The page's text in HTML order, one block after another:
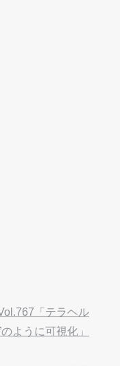
「テラヘル
ように可視化」